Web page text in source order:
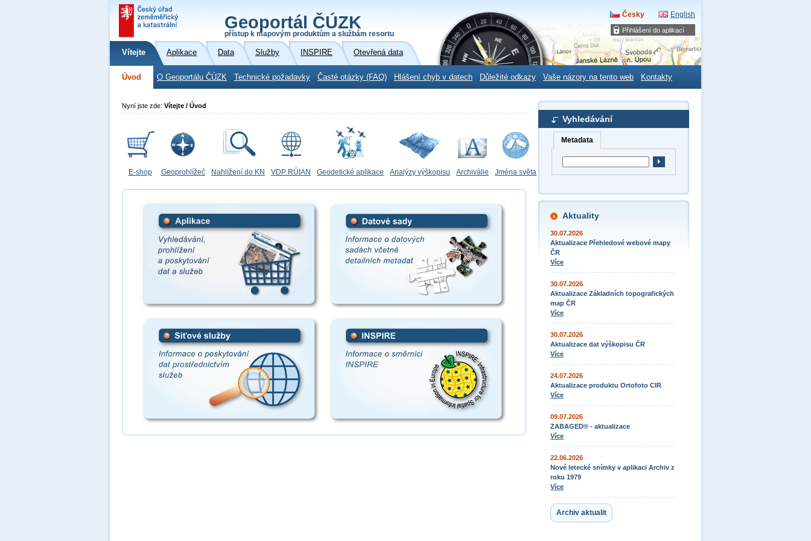
Přihlášení do aplikací
Geoportál ČÚZK
přístup k mapovým produktům a službám resortu
Česky English
Vítejte Aplikace Data Služby INSPIRE Otevřená data
Úvod O Geoportálu ČÚZK Technické požadavky Časté otázky (FAQ) Hlášení chyb v datech Důležité odkazy Vaše názory na tento web Kontakty
Vyhledávání
Metadata
Aktuality
30.07.2026
Aktualizace Přehledové webové mapy
ČR
Více
30.07.2026
Aktualizace Základních topografických
map ČR
Více
30.07.2026
Aktualizace dat výškopisu ČR
Více
24.07.2026
Aktualizace produktu Ortofoto CIR
Více
09.07.2026
ZABAGED® - aktualizace
Více
22.06.2026
Nové letecké snímky v aplikaci Archiv z
roku 1979
Více
Archiv aktualit
Nyní jste zde: Vítejte / Úvod
E-shop Geoprohlížeč Nahlížení do KN VDP RÚIAN Geodetické aplikace Analýzy výškopisu Archiválie Jména světa